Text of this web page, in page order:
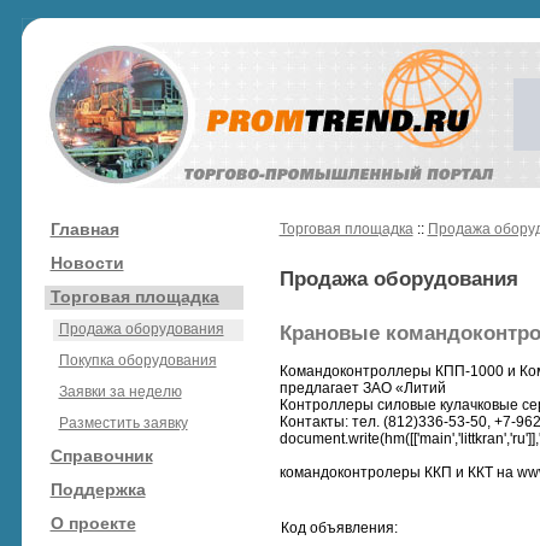
Главная
Новости
Торговая площадка
Продажа оборудования
Покупка оборудования
Заявки за неделю
Разместить заявку
Справочник
Поддержка
О проекте
Торговая площадка:: Продажа
Продажа оборудования
Крановые
Командоконтроллеры КПП-1000 и
предлагает ЗАО «Литий
Контроллеры силовые кулачковые
Контакты: тел. (812)336-53-50, +7-
командоконтролеры ККП и ККТ на
Код объявления: